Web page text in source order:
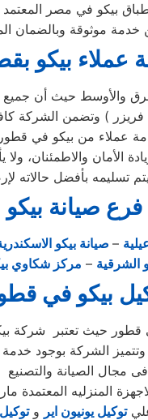
بيكو في مصر
عملاء بيكو
والأوسط حيث أن جميع
الغيار استمتع بأفضل خدمة
الأمان والاطمئنان،
صيانة
– صيانة بيكو
الشرقية – مركز شكاوي
بيكو في
الشركة بوجود
فى مجال الصيانة والتصنيع
توكيل يونيون اير و